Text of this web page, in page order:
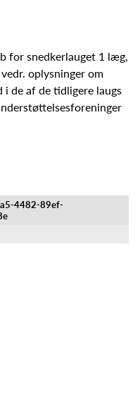
for snedkerlauget 1 læg,
oplysninger om
i de af de tidligere laugs
4482-89ef-